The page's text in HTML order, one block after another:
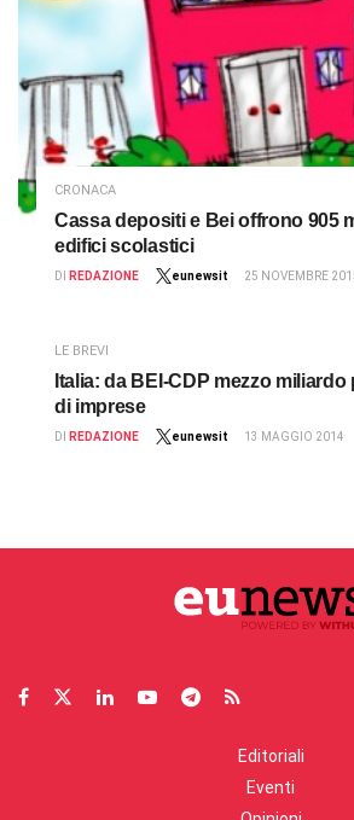
CRONACA
Cassa depositi e Bei offrono 905
edifici scolastici
DI REDAZIONE eunewsit 25 NOVEMBRE
LE BREVI
Italia: da BEI-CDP mezzo miliardo
di imprese
DI REDAZIONE eunewsit 13 MAGGIO 2014
Editoriali
Eventi